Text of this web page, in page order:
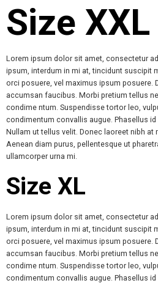
Size XXL
Lorem ipsum dolor sit amet, consectetur
ipsum, interdum in mi at, tincidunt suscipit
orci posuere, vel maximus ipsum posuere.
accumsan faucibus. Morbi pretium tellus
condime ntum. Suspendisse tortor leo,
condimentum convallis augue. Phasellus
Nullam ut tellus velit. Donec laoreet nibh at
Aenean diam purus, pellentesque ut
ullamcorper urna mi.
Size XL
Lorem ipsum dolor sit amet, consectetur
ipsum, interdum in mi at, tincidunt suscipit
orci posuere, vel maximus ipsum posuere.
accumsan faucibus. Morbi pretium tellus
condime ntum. Suspendisse tortor leo,
condimentum convallis augue. Phasellus